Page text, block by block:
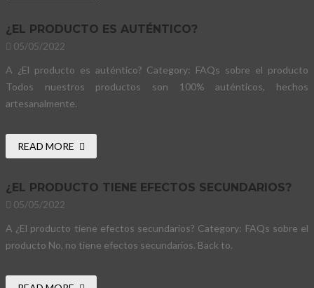
¿EL PRODUCTO ES AUTÉNTICO?
05/05/2022
A ¿El producto es auténtico? Category: FAQs sobre el producto
Todos nuestros productos son 100% auténticos, hechos
artesanalmente.
READ MORE
¿EL PRODUCTO TIENE EFECTOS SECUNDARIOS?
05/05/2022
A ¿El producto tiene efectos secundarios? Category: FAQs sobre el
producto No, no tiene efectos secundarios. Back to.